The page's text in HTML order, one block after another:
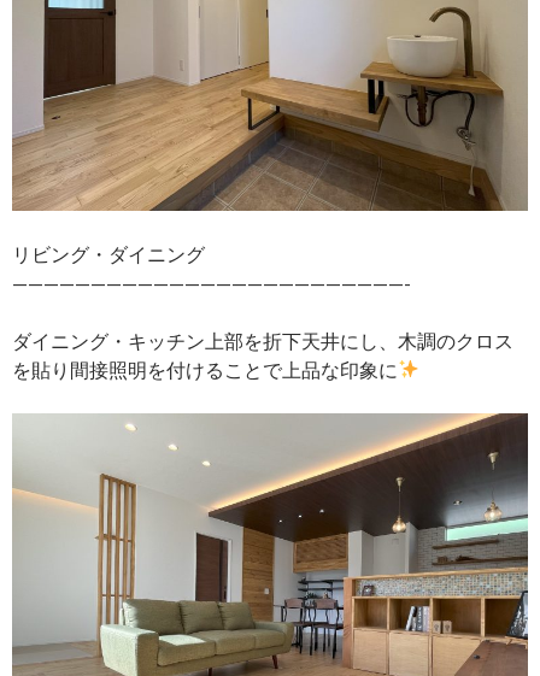
リビング・ダイニング
—————————————————————————-
ダイニング・キッチン上部を折下天井にし、木調のクロス
を貼り間接照明を付けることで上品な印象に